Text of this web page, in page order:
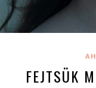
FEJTSÜK